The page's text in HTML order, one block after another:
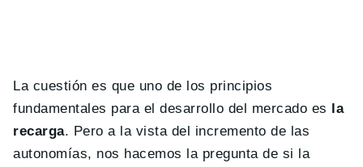
La cuestión es que uno de los principios
fundamentales para el desarrollo del mercado es la
recarga. Pero a la vista del incremento de las
autonomías, nos hacemos la pregunta de si la